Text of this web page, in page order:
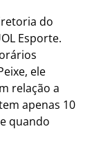
do
Esporte.
ele
relação a
apenas 10
quando